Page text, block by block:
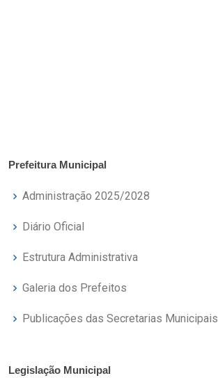
Prefeitura Municipal
Administração 2025/2028
Diário Oficial
Estrutura Administrativa
Galeria dos Prefeitos
Publicações das Secretarias Municipais
Legislação Municipal